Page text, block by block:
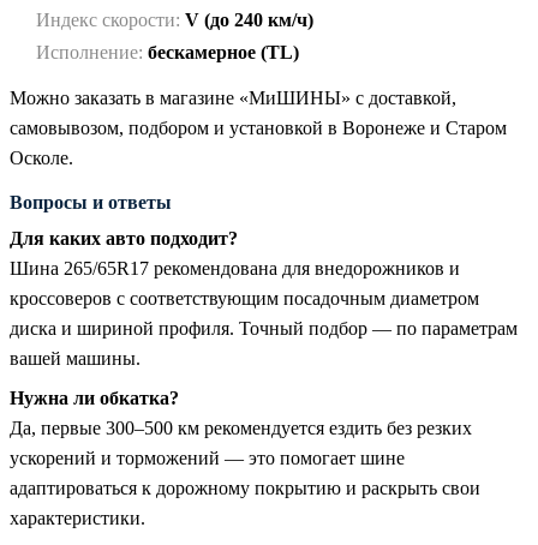
Индекс скорости: V (до 240 км/ч)
Исполнение: бескамерное (TL)
Можно заказать в магазине «МиШИНЫ» с доставкой,
самовывозом, подбором и установкой в Воронеже и Старом
Осколе.
Вопросы и ответы
Для каких авто подходит?
Шина 265/65R17 рекомендована для внедорожников и
кроссоверов с соответствующим посадочным диаметром
диска и шириной профиля. Точный подбор — по параметрам
вашей машины.
Нужна ли обкатка?
Да, первые 300–500 км рекомендуется ездить без резких
ускорений и торможений — это помогает шине
адаптироваться к дорожному покрытию и раскрыть свои
характеристики.